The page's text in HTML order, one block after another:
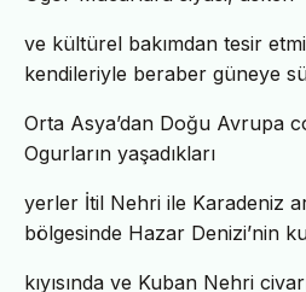
ve kültürel bakımdan tesir
kendileriyle beraber güneye
Orta Asya’dan Doğu Avrupa
Ogurların yaşadıkları
yerler İtil Nehri ile Karadeniz
bölgesinde Hazar Denizi’nin
kıyısında ve Kuban Nehri